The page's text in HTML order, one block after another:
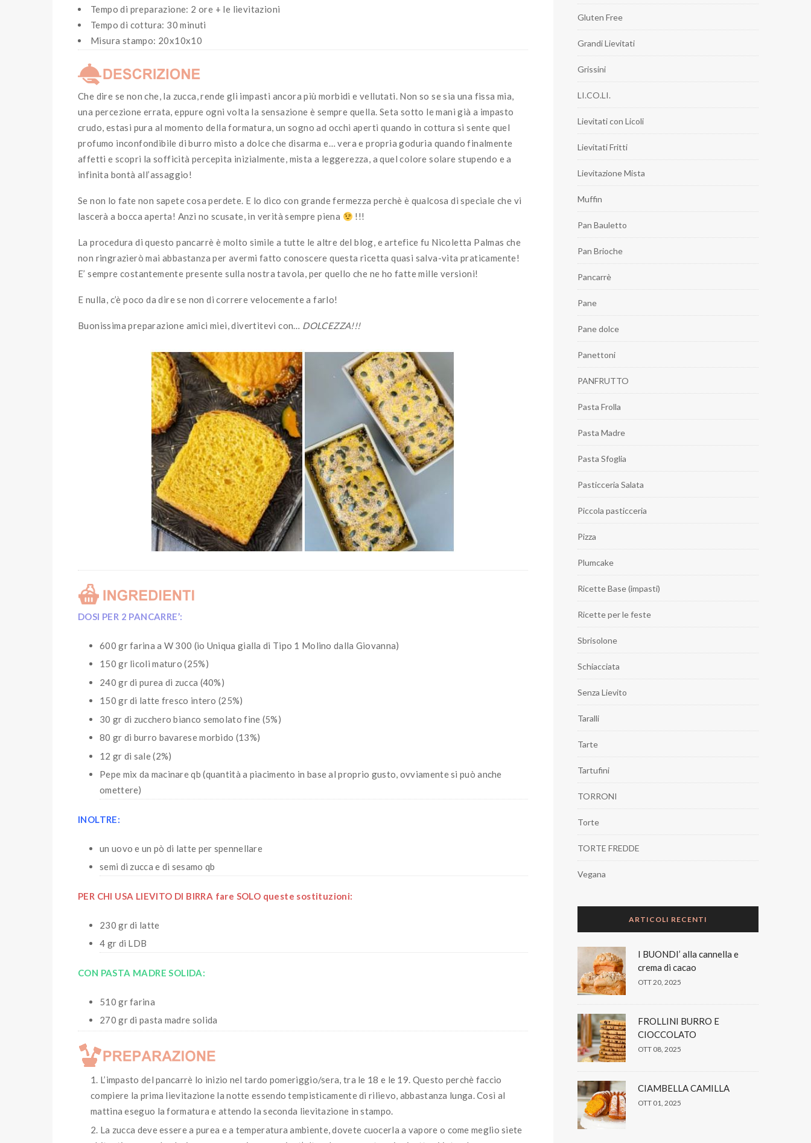
Tempo di preparazione: 2 ore + le lievitazioni
Tempo di cottura: 30 minuti
Misura stampo: 20x10x10
Che dire se non che, la zucca, rende gli impasti ancora più morbidi e vellutati. Non so se sia una fissa mia,
una percezione errata, eppure ogni volta la sensazione è sempre quella. Seta sotto le mani già a impasto
crudo, estasi pura al momento della formatura, un sogno ad occhi aperti quando in cottura si sente quel
profumo inconfondibile di burro misto a dolce che disarma e… vera e propria goduria quando finalmente
affetti e scopri la sofficità percepita inizialmente, mista a leggerezza, a quel colore solare stupendo e a
infinita bontà all’assaggio!
Se non lo fate non sapete cosa perdete. E lo dico con grande fermezza perchè è qualcosa di speciale che vi
lascerà a bocca aperta! Anzi no scusate, in verità sempre piena
!!!
La procedura di questo pancarrè è molto simile a tutte le altre del blog, e artefice fu Nicoletta Palmas che
non ringrazierò mai abbastanza per avermi fatto conoscere questa ricetta quasi salva-vita praticamente!
E’ sempre costantemente presente sulla nostra tavola, per quello che ne ho fatte mille versioni!
E nulla, c’è poco da dire se non di correre velocemente a farlo!
Buonissima preparazione amici miei, divertitevi con… DOLCEZZA!!!
DOSI PER 2 PANCARRE’:
600 gr farina a W 300 (io Uniqua gialla di Tipo 1 Molino dalla Giovanna)
150 gr licoli maturo (25%)
240 gr di purea di zucca (40%)
150 gr di latte fresco intero (25%)
30 gr di zucchero bianco semolato fine (5%)
80 gr di burro bavarese morbido (13%)
12 gr di sale (2%)
Pepe mix da macinare qb (quantità a piacimento in base al proprio gusto, ovviamente si può anche
omettere)
INOLTRE:
un uovo e un pò di latte per spennellare
semi di zucca e di sesamo qb
PER CHI USA LIEVITO DI BIRRA fare SOLO queste sostituzioni:
230 gr di latte
4 gr di LDB
CON PASTA MADRE SOLIDA:
510 gr farina
270 gr di pasta madre solida
L’impasto del pancarrè lo inizio nel tardo pomeriggio/sera, tra le 18 e le 19. Questo perchè faccio
compiere la prima lievitazione la notte essendo tempisticamente di rilievo, abbastanza lunga. Così al
mattina eseguo la formatura e attendo la seconda lievitazione in stampo.
La zucca deve essere a purea e a temperatura ambiente, dovete cuocerla a vapore o come meglio siete
Gluten Free
Grandi Lievitati
Grissini
LI.CO.LI.
Lievitati con Licoli
Lievitati Fritti
Lievitazione Mista
Muffin
Pan Bauletto
Pan Brioche
Pancarrè
Pane
Pane dolce
Panettoni
PANFRUTTO
Pasta Frolla
Pasta Madre
Pasta Sfoglia
Pasticceria Salata
Piccola pasticceria
Pizza
Plumcake
Ricette Base (impasti)
Ricette per le feste
Sbrisolone
Schiacciata
Senza Lievito
Taralli
Tarte
Tartufini
TORRONI
Torte
TORTE FREDDE
Vegana
ARTICOLI RECENTI
I BUONDI’ alla cannella e
crema di cacao
OTT 20, 2025
FROLLINI BURRO E
CIOCCOLATO
OTT 08, 2025
CIAMBELLA CAMILLA
OTT 01, 2025